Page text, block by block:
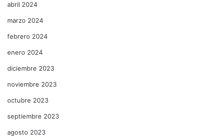
abril 2024
marzo 2024
febrero 2024
enero 2024
diciembre 2023
noviembre 2023
octubre 2023
septiembre 2023
agosto 2023